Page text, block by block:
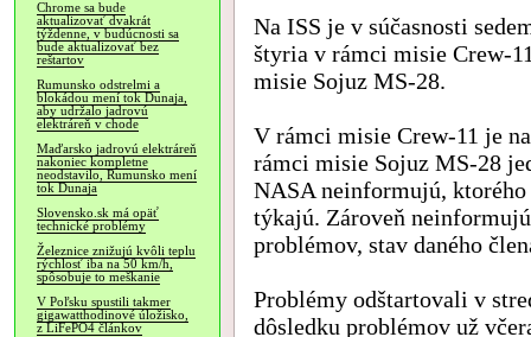
Chrome sa bude
aktualizovať dvakrát
týždenne, v budúcnosti sa
bude aktualizovať bez
reštartov
Rumunsko odstrelmi a
blokádou mení tok Dunaja,
aby udržalo jadrovú
elektráreň v chode
Maďarsko jadrovú elektráreň
nakoniec kompletne
neodstavilo, Rumunsko mení
tok Dunaja
Slovensko.sk má opäť
technické problémy
Železnice znižujú kvôli teplu
rýchlosť iba na 50 km/h,
spôsobuje to meškanie
V Poľsku spustili takmer
gigawatthodinové úložisko,
z LiFePO4 článkov
Na ISS je v súčasnosti
štyria v rámci misie Crew-
misie Sojuz MS-28.
V rámci misie Crew-11 je
rámci misie Sojuz MS-28
NASA neinformujú, ktorého
týkajú. Zároveň
problémov, stav daného
Problémy odštartovali v
dôsledku problémov už